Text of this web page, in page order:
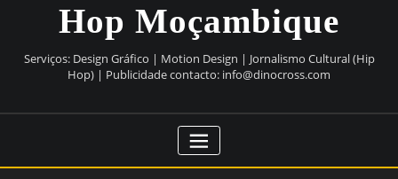
Hop Moçambique
Serviços: Design Gráfico | Motion Design | Jornalismo Cultural (Hip
Hop) | Publicidade contacto: info@dinocross.com